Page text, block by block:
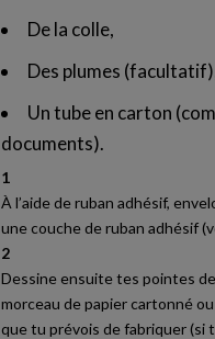
De la colle,
Des plumes
Un tube en carton
documents).
1
À l’aide de ruban adhésif,
une couche de ruban adhésif
2
Dessine ensuite tes pointes
morceau de papier cartonné
que tu prévois de fabriquer (si